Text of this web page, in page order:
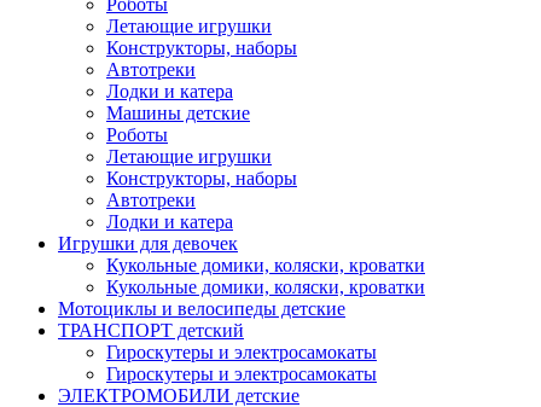
Летающие игрушки
Конструкторы, наборы
Автотреки
Лодки и катера
Машины детские
Роботы
Летающие игрушки
Конструкторы, наборы
Автотреки
Лодки и катера
Игрушки для девочек
Кукольные домики, коляски, кроватки
Кукольные домики, коляски, кроватки
Мотоциклы и велосипеды детские
ТРАНСПОРТ детский
Гироскутеры и электросамокаты
Гироскутеры и электросамокаты
ЭЛЕКТРОМОБИЛИ детские